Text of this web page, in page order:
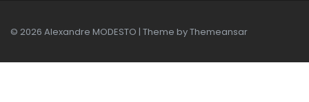
© 2026 Alexandre MODESTO | Theme byThemeansar